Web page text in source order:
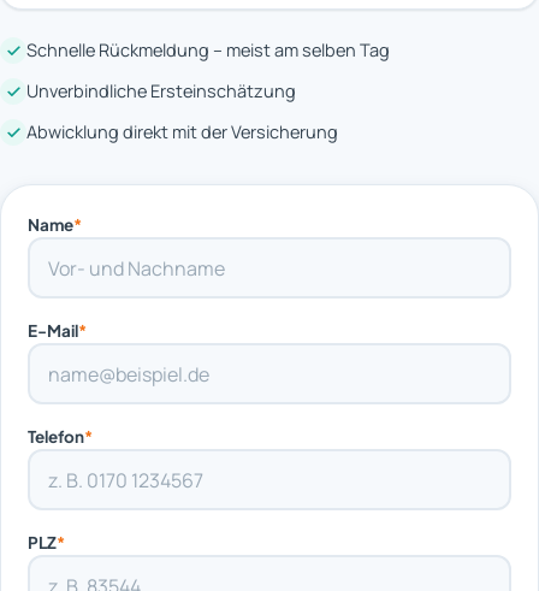
Schnelle Rückmeldung – meist am selben Tag
Unverbindliche Ersteinschätzung
Abwicklung direkt mit der Versicherung
Name*
E-Mail*
Telefon*
PLZ*